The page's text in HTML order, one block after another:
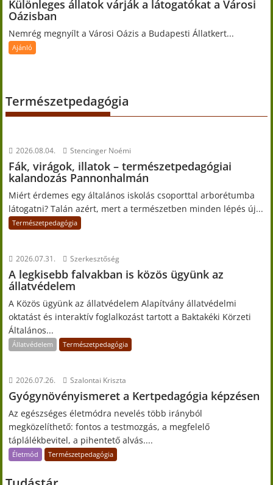
Különleges állatok várják a látogatókat a Városi
Oázisban
Nemrég megnyílt a Városi Oázis a Budapesti Állatkert...
Ajánló
Természetpedagógia
2026.08.04. Stencinger Noémi
Fák, virágok, illatok – természetpedagógiai
kalandozás Pannonhalmán
Miért érdemes egy általános iskolás csoporttal arborétumba
látogatni? Talán azért, mert a természetben minden lépés új...
Természetpedagógia
2026.07.31. Szerkesztőség
A legkisebb falvakban is közös ügyünk az
állatvédelem
A Közös ügyünk az állatvédelem Alapítvány állatvédelmi
oktatást és interaktív foglalkozást tartott a Baktakéki Körzeti
Általános...
Állatvédelem Természetpedagógia
2026.07.26. Szalontai Kriszta
Gyógynövényismeret a Kertpedagógia képzésen
Az egészséges életmódra nevelés több irányból
megközelíthető: fontos a testmozgás, a megfelelő
táplálékbevitel, a pihentető alvás....
Életmód Természetpedagógia